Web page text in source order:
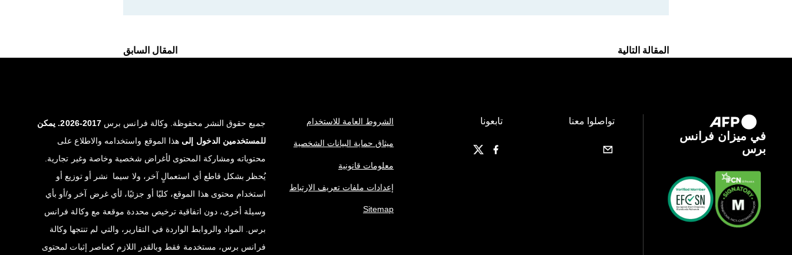
المقالة التالية المقال السابق
في ميزان فرانس
برس
تواصلوا معنا تابعونا الشروط العامة للاستخدام
ميثاق حماية البيانات الشخصية
معلومات قانونية
إعدادات ملفات تعريف الارتباط
Sitemap
جميع حقوق النشر محفوظة. وكالة فرانس برس
2017-2026. يمكن
للمستخدمين الدخول إلى هذا الموقع واستخدامه والاطلاع على
محتوياته ومشاركة المحتوى لأغراض شخصية وخاصة وغير تجارية.
يُحظر بشكل قاطع أي استعمالٍ آخر، ولا سيما نشر أو توزيع أو
استخدام محتوى هذا الموقع، كليًا أو جزئيًا، لأي غرض آخر و/أو بأي
وسيلة أخرى، دون اتفاقية ترخيص محددة موقعة مع وكالة فرانس
برس. المواد والروابط الواردة في التقارير، والتي لم تنتجها وكالة
فرانس برس، مستخدمة فقط وبالقدر اللازم كعناصر إثبات لمحتوى